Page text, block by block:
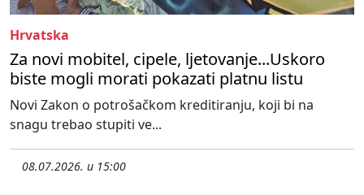
Hrvatska
Za novi mobitel, cipele, ljetovanje...Uskoro
biste mogli morati pokazati platnu listu
Novi Zakon o potrošačkom kreditiranju, koji bi na
snagu trebao stupiti ve...
08.07.2026. u 15:00